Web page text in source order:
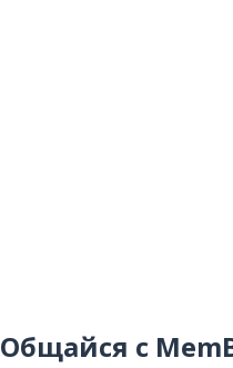
Общайся с